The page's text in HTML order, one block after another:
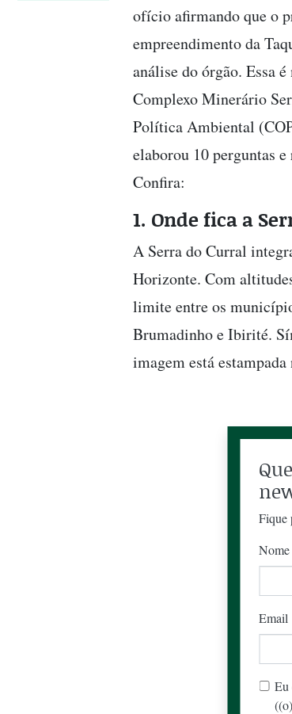
ofício afirmando que o
empreendimento da
análise do órgão. Essa
Complexo Minerário
Política Ambiental
elaborou 10 perguntas
Confira:
1. Onde fica a
A Serra do Curral
Horizonte. Com
limite entre os
Brumadinho e Ibirité.
imagem está
Fique
Nome
Email
Eu